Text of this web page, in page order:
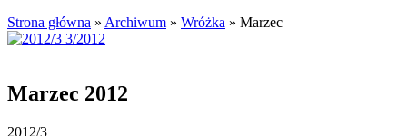
Strona główna » Archiwum » Wróżka » Marzec
Marzec 2012
2012/3